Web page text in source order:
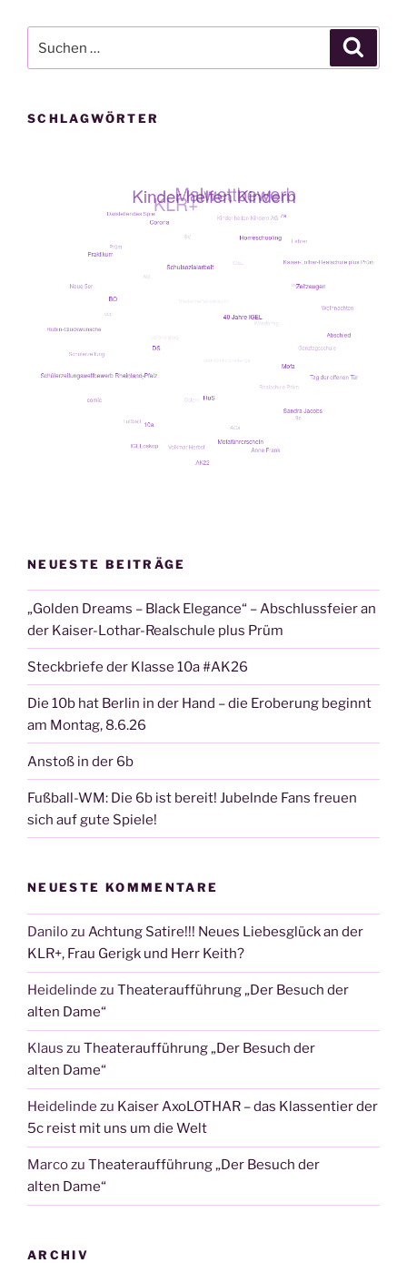
nach:
SCHLAGWÖRTER
NEUESTE BEITRÄGE
„Golden Dreams – Black Elegance“ – Abschlussfeier an
der Kaiser-Lothar-Realschule plus Prüm
Steckbriefe der Klasse 10a #AK26
Die 10b hat Berlin in der Hand – die Eroberung beginnt
am Montag, 8.6.26
Anstoß in der 6b
Fußball-WM: Die 6b ist bereit! Jubelnde Fans freuen
sich auf gute Spiele!
NEUESTE KOMMENTARE
Danilozu Achtung Satire!!! Neues Liebesglück an der
KLR+, Frau Gerigk und Herr Keith?
Heidelinde zu Theateraufführung „Der Besuch der
alten Dame“
Klaus zu Theateraufführung „Der Besuch der
alten Dame“
Heidelinde zu Kaiser AxoLOTHAR – das Klassentier der
5c reist mit uns um die Welt
Marcozu Theateraufführung „Der Besuch der
alten Dame“
ARCHIV